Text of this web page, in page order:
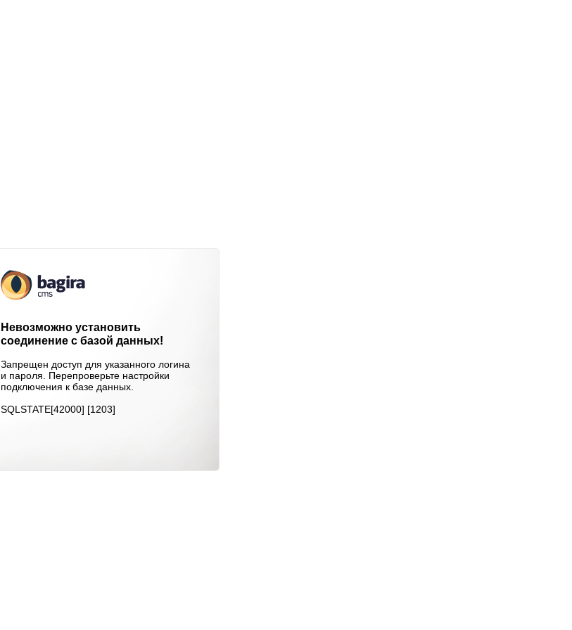
Невозможно установить
соединение с базой данных!
Запрещен доступ для указанного логина
и пароля. Перепроверьте настройки
подключения к базе данных.
SQLSTATE[42000] [1203]